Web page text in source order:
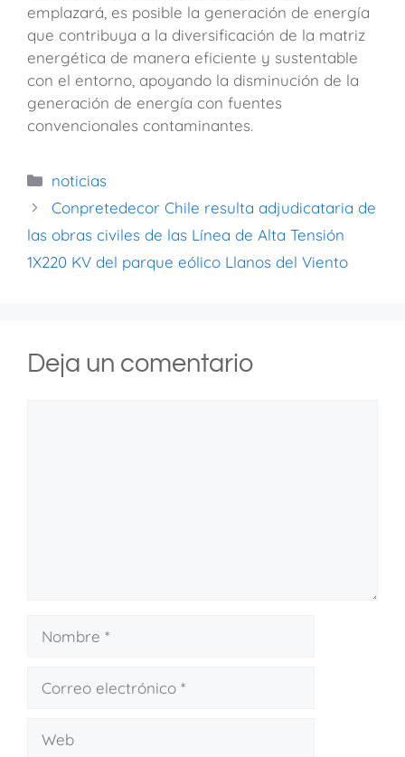
emplazará, es posible la generación de energía
que contribuya a la diversificación de la matriz
energética de manera eficiente y sustentable
con el entorno, apoyando la disminución de la
generación de energía con fuentes
convencionales contaminantes.
noticias
Conpretedecor Chile resulta adjudicataria de
las obras civiles de las Línea de Alta Tensión
1X220 KV del parque eólico Llanos del Viento
Deja un comentario